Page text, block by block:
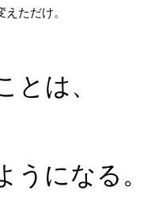
ただけ。
とは、
うになる。